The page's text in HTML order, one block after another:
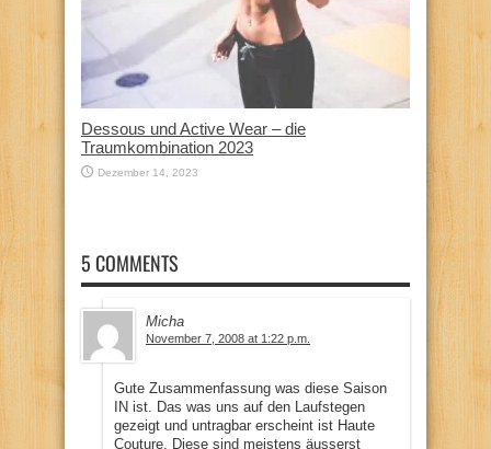
Dessous und Active Wear – die
Traumkombination 2023
Dezember 14, 2023
5 COMMENTS
Micha
November 7, 2008 at 1:22 p.m.
Gute Zusammenfassung was diese Saison
IN ist. Das was uns auf den Laufstegen
gezeigt und untragbar erscheint ist Haute
Couture. Diese sind meistens äusserst